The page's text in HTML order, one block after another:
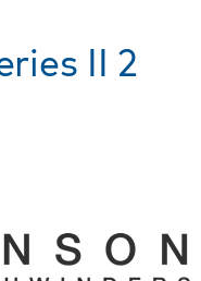
II 2